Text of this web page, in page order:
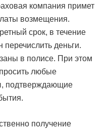
компания примет
возмещения.
срок, в течение
перечислить деньги.
в полисе. При этом
любые
подтверждающие
получение